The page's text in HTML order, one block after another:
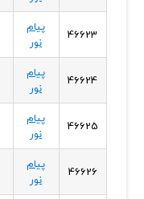
46623
پیام
نور
46624
پیام
نور
46625
پیام
نور
46626
پیام
نور